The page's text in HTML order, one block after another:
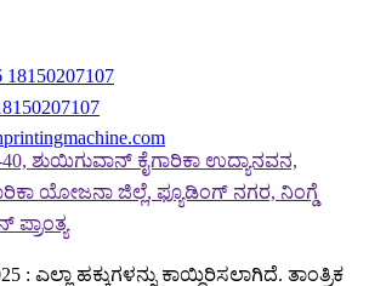
ಶುಯಿಗುವಾನ್ ಕೈಗಾರಿಕಾ ಉದ್ಯಾನವನ,
ಯೋಜನಾ ಜಿಲ್ಲೆ, ಫ್ಯೂಡಿಂಗ್ ನಗರ, ನಿಂಗ್ಡೆ
: ಎಲ್ಲಾ ಹಕ್ಕುಗಳನ್ನು ಕಾಯ್ದಿರಿಸಲಾಗಿದೆ. ತಾಂತ್ರಿಕ